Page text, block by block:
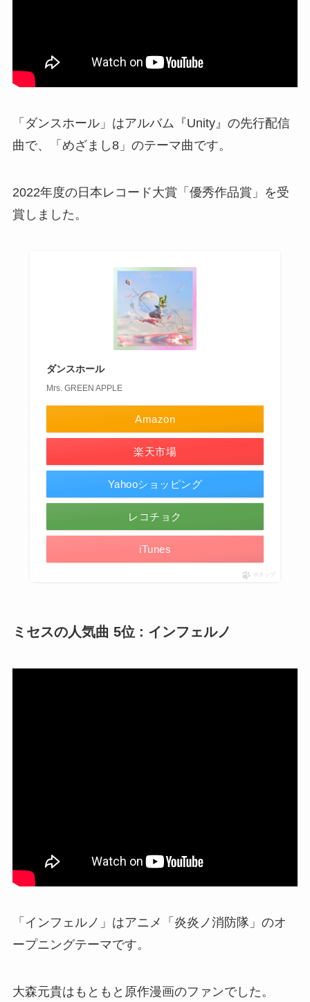
「ダンスホール」はアルバム『Unity』の先行配信
曲で、「めざまし8」のテーマ曲です。
2022年度の日本レコード大賞「優秀作品賞」を受
賞しました。
ダンスホール
Mrs. GREEN APPLE
Amazon
楽天市場
Yahooショッピング
レコチョク
iTunes
ポチップ
ミセスの人気曲 5位 : インフェルノ
「インフェルノ」はアニメ「炎炎ノ消防隊」のオ
ープニングテーマです。
大森元貴はもともと原作漫画のファンでした。